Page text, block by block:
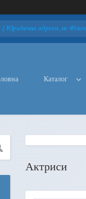
адреса, не
Каталог
Актриси